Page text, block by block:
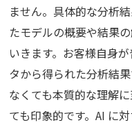
ません。具体的な分析
たモデルの概要や結果
いきます。お客様自身
タから得られた分析結
なくても本質的な理解
ても印象的です。AI に